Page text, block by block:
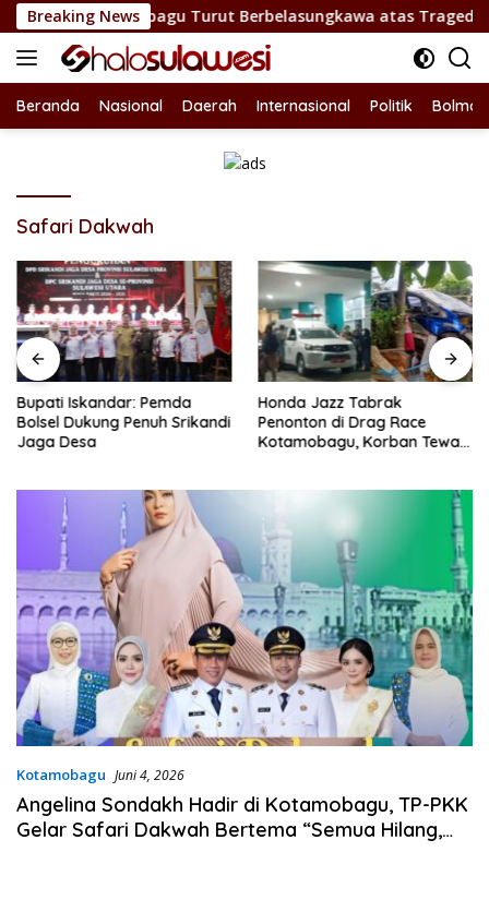
Langsung
ke
konten
Breaking News
Kotamobagu Turut Berbelasungkawa atas Tragedi Drag
Beranda Nasional Daerah Internasional Politik
Safari Dakwah
Bupati Iskandar: Pemda
Bolsel Dukung Penuh Srikandi
Jaga Desa
Honda Jazz Tabrak
Penonton di Drag Race
Kotamobagu, Korban Tewas
Kotamobagu Juni 4, 2026
Angelina Sondakh Hadir di Kotamobagu, TP-PKK
Gelar Safari Dakwah Bertema “Semua Hilang,